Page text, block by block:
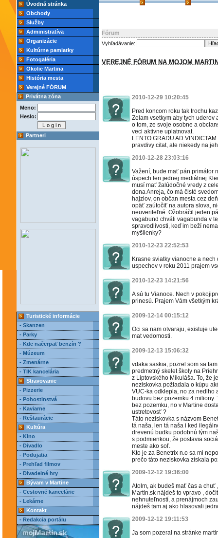
Úvodná stránka
Obchody
Služby
Administratíva
Organizácie
Kultúrne pamiatky
Fotogaléria
Okolie Martina
História mesta
Verejné FÓRUM
Privátna zóna
Meno:
Heslo:
Partneri
Turistické informácie
- Skanzen
- Parky
- Kde načerpať benzín ?
- Múzeum
- Zmenárne
- TIK kancelária
Stravovanie
- Pizzerie
- Pohostinstvá
- Kaviarne
- Reštaurácie
Kultúra
- Kino
- Divadlo
- Podujatia
- Prehľad filmov
- Divadelné hry
Bývam v Martine
- Cestovné kancelárie
- Lekárne
Kontakt
- Redakcia portálu
Fórum
Vyhľadávanie:
VEREJNÉ FÓRUM NA MOJOM
2010-12-29 10:20:45
Pred koncom roku tak trochu
Zelam vsetkym aby tych
o tom, ze svoje osobne a
veci aktivne uplatnovat.
LENTO GRADU AD
pravdivy citat, ale niekedy na
2010-12-28 23:03:16
Važení, bude mať pán primátor
úspech len jednej mediálnej
musí mať žalúdočné vredy z
dona Anreja, čo má čisté
hajzlov, on občan mesta cez
opäť zaútočiť na autora slova,
neuveriteľné. Ožobráčil jeden
vagabund chváli vagabunda v
spravodlivosti, keď im beží
myšlienky?
2010-12-23 22:52:53
Krasne sviatky vianocne a
uspechov v roku 2011 prajem
2010-12-23 14:21:56
A sú tu Vianoce. Nech v
prinesú. Prajem Vám všetkým
2009-12-14 00:15:12
Oci sa nam otvaraju, existuje
mat vedomosti.
2009-12-13 15:06:32
vdaka saskia, pozrel som sa
predmetný skelet školy na
z Liptovského Mikuláša. To, že
neziskovka požiadala o kúpu
VUC-ka odklepla, no za nedlho
budovu bez pozemku 4
bez pozemku, no v Martine
ustretovosť ?
Táto neziskovka s názvom
tá naša, len tá naša i ked
drevenú budku podobnú tým
s podmienkou, že postavia
meste ako soľ.
Kto je za Benetrix n.o sa mi
prečo táto neziskovka získala
2009-12-12 19:36:00
Atolm, ak budeš mať čas a chuť
Martin.sk nájdeš to vpravo ,
nehnuteľností, a prenájmoch
nájdeš tam aj ako hlasovali
2009-12-12 19:11:53
Ja som pozeral na stránke